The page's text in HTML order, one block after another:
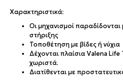
Χαρακτηριστικά:
Οι μηχανισμοί
στήριξης
Τοποθέτηση με βίδες ή νύχια
Δέχονται πλαίσια Valena Life
χωριστά.
Διατίθενται με